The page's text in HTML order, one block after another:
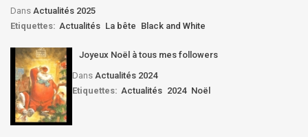
Dans Actualités 2025
Etiquettes: Actualités La bête Black and White
Joyeux Noël à tous mes followers
Dans Actualités 2024
Etiquettes: Actualités 2024 Noël